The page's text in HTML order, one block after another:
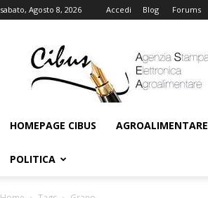
sabato, Agosto 8, 2026 Accedi Blog Forums
Online
HOMEPAGE CIBUS AGROALIMENTARE
POLITICA